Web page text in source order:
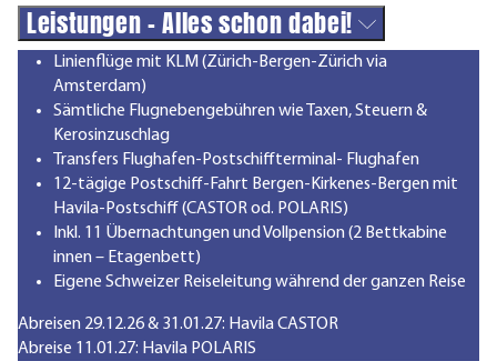
Leistungen - Alles schon dabei!
Linienflüge mit KLM (Zürich-Bergen-Zürich via
Amsterdam)
Sämtliche Flugnebengebühren wie Taxen, Steuern &
Kerosinzuschlag
Transfers Flughafen-Postschiffterminal- Flughafen
12-tägige Postschiff-Fahrt Bergen-Kirkenes-Bergen mit
Havila-Postschiff (CASTOR od. POLARIS)
Inkl. 11 Übernachtungen und Vollpension (2 Bettkabine
innen – Etagenbett)
Eigene Schweizer Reiseleitung während der ganzen Reise
Abreisen 29.12.26 & 31.01.27: Havila CASTOR
Abreise 11.01.27: Havila POLARIS